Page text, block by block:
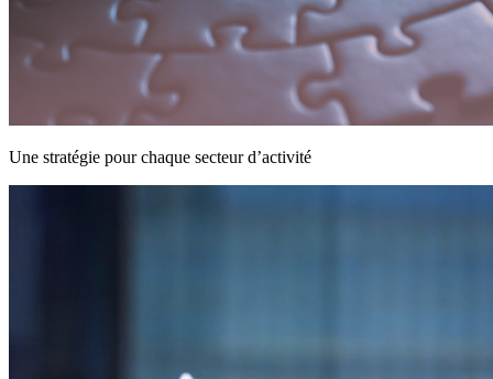
Une stratégie pour chaque secteur d’activité